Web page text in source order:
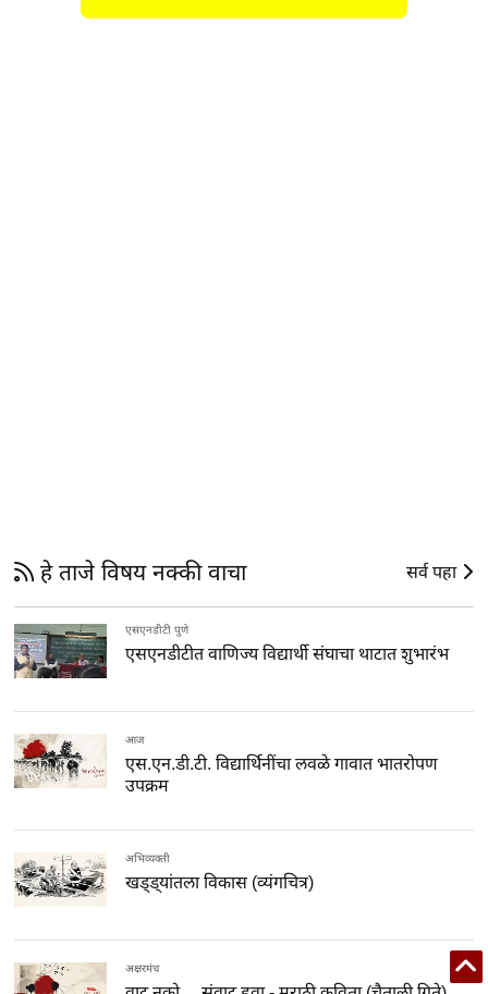
हे ताजे विषय नक्की वाचा सर्व पहा
एसएनडीटी पुणे
एसएनडीटीत वाणिज्य विद्यार्थी संघाचा थाटात शुभारंभ
आज
एस.एन.डी.टी. विद्यार्थिनींचा लवळे गावात भातरोपण
उपक्रम
अभिव्यक्ती
खड्ड्यांतला विकास (व्यंगचित्र)
अक्षरमंच